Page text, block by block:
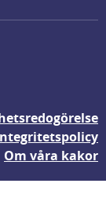
Om våra kakor